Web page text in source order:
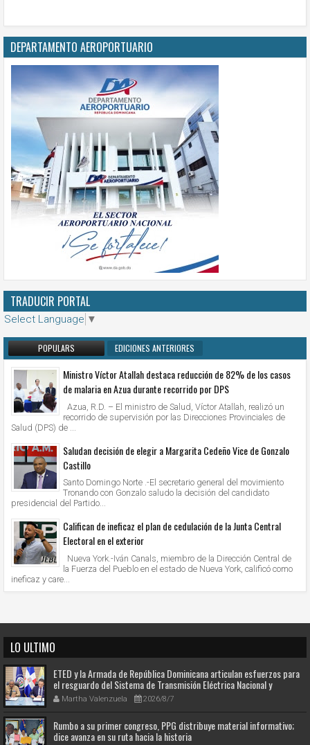
DEPARTAMENTO AEROPORTUARIO
TRADUCIR PORTAL
Select Language ▼
POPULARS EDICIONES ANTERIORES
Ministro Víctor Atallah destaca reducción de 82% de los casos
de malaria en Azua durante recorrido por DPS
Azua, R.D. – El ministro de Salud, Víctor Atallah, realizó un
recorrido de supervisión por las Direcciones Provinciales de
Salud (DPS) de ...
Saludan decisión de elegir a Margarita Cedeño Vice de Gonzalo
Castillo
Santo Domingo Norte .-El secretario general del movimiento
Tronando con Gonzalo saludo la decisión del candidato
presidencial del Partido...
Califican de ineficaz el plan de cedulación de la Junta Central
Electoral en el exterior
Nueva York.-Iván Canals, miembro de la Dirección Central de
la Fuerza del Pueblo en el estado de Nueva York, calificó como
ineficaz y care...
LO ULTIMO
ETED y la Armada de República Dominicana articulan esfuerzos para
el resguardo del Sistema de Transmisión Eléctrica Nacional y
fortalecimiento de capacidades.
Martha Valenzuela 2026/8/7
Rumbo a su primer congreso, PPG distribuye material informativo;
dice avanza en su ruta hacia la historia